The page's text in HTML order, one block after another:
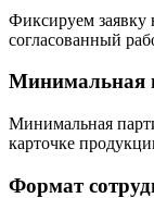
Фиксируем заявку
согласованный
Минимальная
Минимальная
карточке
Формат